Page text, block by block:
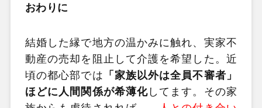
おわりに
結婚した縁で地方の温かみに触れ、実家不
動産の売却を阻止して介護を希望した。近
頃の都心部では 「家族以外は全員不審者」
ほどに人間関係が希薄化 してます。その家